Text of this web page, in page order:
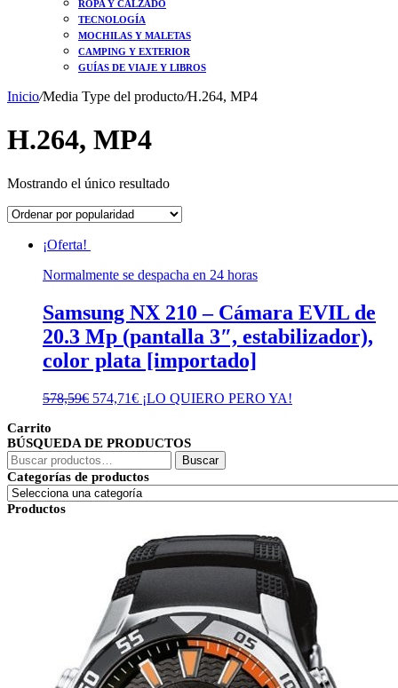
ROPA Y CALZADO
TECNOLOGÍA
MOCHILAS Y MALETAS
CAMPING Y EXTERIOR
GUÍAS DE VIAJE Y LIBROS
Inicio/Media Type del producto/H.264, MP4
H.264, MP4
Mostrando el único resultado
¡Oferta!
Normalmente se despacha en 24 horas
Samsung NX 210 – Cámara EVIL de
20.3 Mp (pantalla 3″, estabilizador),
color plata [importado]
578,59€ El
era:
578,59€.
574,71€El
es:
574,71€.
¡LO QUIERO PERO YA!
Carrito
BÚSQUEDA DE PRODUCTOS
Buscar
por:
Buscar
Categorías de productos
Productos